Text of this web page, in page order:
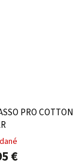
PRO COTTON
€